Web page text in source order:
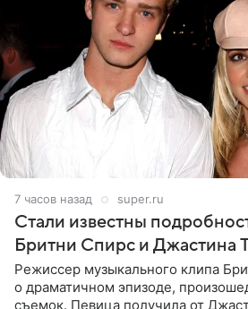
7 часов назад super.ru
Стали известны
Бритни Спирс и Джастина
Режиссер музыкального клипа
о драматичном эпизоде,
съемок. Певица получила от